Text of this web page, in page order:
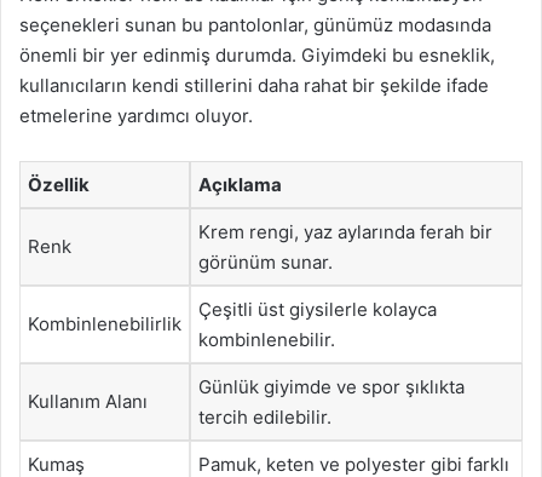
seçenekleri sunan bu pantolonlar, günümüz modasında
önemli bir yer edinmiş durumda. Giyimdeki bu esneklik,
kullanıcıların kendi stillerini daha rahat bir şekilde ifade
etmelerine yardımcı oluyor.
Özellik Açıklama
Renk
Krem rengi, yaz aylarında ferah bir
görünüm sunar.
Kombinlenebilirlik
Çeşitli üst giysilerle kolayca
kombinlenebilir.
Kullanım Alanı
Günlük giyimde ve spor şıklıkta
tercih edilebilir.
Kumaş
Pamuk, keten ve polyester gibi farklı